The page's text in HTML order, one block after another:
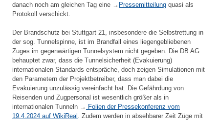
danach noch am gleichen Tag eine → Pressemitteilung quasi als
Protokoll verschickt.
Der Brandschutz bei Stuttgart 21, insbesondere die Selbstrettung in
der sog. Tunnelspinne, ist im Brandfall eines liegengebliebenen
Zuges im gegenwärtigen Tunnelsystem nicht gegeben. Die DB AG
behauptet zwar, dass die Tunnelsicherheit (Evakuierung)
internationalen Standards entspräche, doch zeigen Simulationen mit
den Parametern der Projektbetreiber, dass man dabei die
Evakuierung unzulässig vereinfacht hat. Die Gefährdung von
Reisenden und Zugpersonal ist wesentlich größer als in
internationalen Tunneln → Folien der Pressekonferenz vom
19.4.2024 auf WikiReal . Zudem werden in absehbarer Zeit Züge mit